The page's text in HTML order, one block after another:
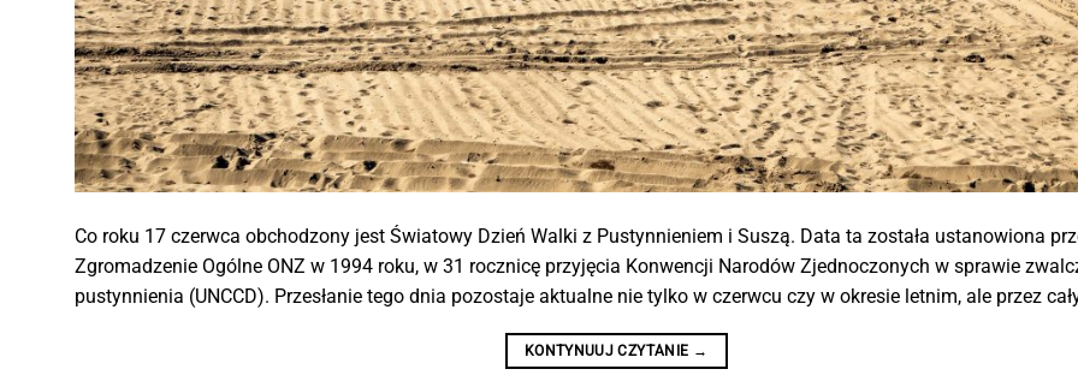
Co roku 17 czerwca obchodzony jest Światowy Dzień Walki z Pustynnieniem i Suszą. Data ta została ustanowiona
Zgromadzenie Ogólne ONZ w 1994 roku, w 31 rocznicę przyjęcia Konwencji Narodów Zjednoczonych w sprawie
pustynnienia (UNCCD). Przesłanie tego dnia pozostaje aktualne nie tylko w czerwcu czy w okresie letnim, ale przez
KONTYNUUJ CZYTANIE →